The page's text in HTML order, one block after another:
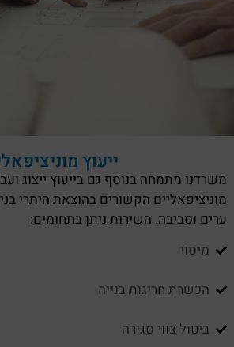
ייעוץ
משרדנו מתמחה בנוסף גם בייעוץ ייצוג
מוניציפאליים הקשורים בהוצאת היתרי
ערים וסביבה. השירות ניתן בתחומים:
מיסוי
הכשרת חריגות בנייה
ביטול צווי סגירה